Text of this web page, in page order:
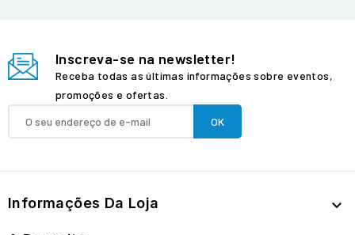
Inscreva-se na newsletter!
Receba todas as últimas informações sobre eventos,
promoções e ofertas.
Informações Da Loja 